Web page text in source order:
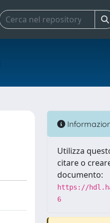
Utilizza
citare o
documento:
https://
6